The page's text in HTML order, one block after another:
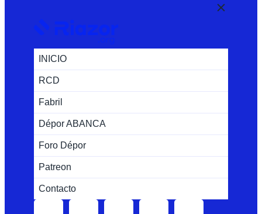
INICIO
RCD
Fabril
Dépor ABANCA
Foro Dépor
Patreon
Contacto